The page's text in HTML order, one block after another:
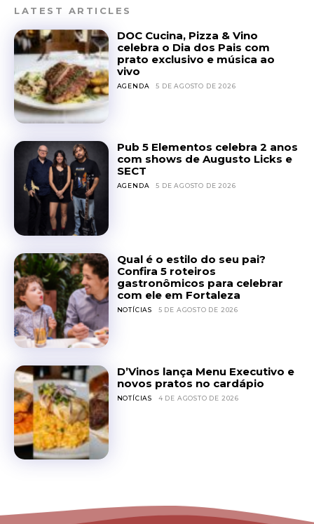
LATEST ARTICLES
DOC Cucina, Pizza & Vino
celebra o Dia dos Pais com
prato exclusivo e música ao
vivo
AGENDA 5 DE AGOSTO DE 2026
Pub 5 Elementos celebra 2 anos
com shows de Augusto Licks e
SECT
AGENDA 5 DE AGOSTO DE 2026
Qual é o estilo do seu pai?
Confira 5 roteiros
gastronômicos para celebrar
com ele em Fortaleza
NOTÍCIAS 5 DE AGOSTO DE 2026
D’Vinos lança Menu Executivo e
novos pratos no cardápio
NOTÍCIAS 4 DE AGOSTO DE 2026